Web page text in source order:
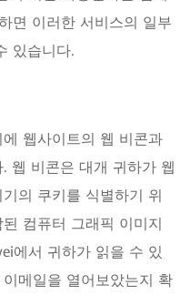
면 이러한 서비스의 일부
있습니다.
웹사이트의 웹 비콘과
웹 비콘은 대개 귀하가 웹
의 쿠키를 식별하기 위
컴퓨터 그래픽 이미지
에서 귀하가 읽을 수 있
메일을 열어보았는지 확